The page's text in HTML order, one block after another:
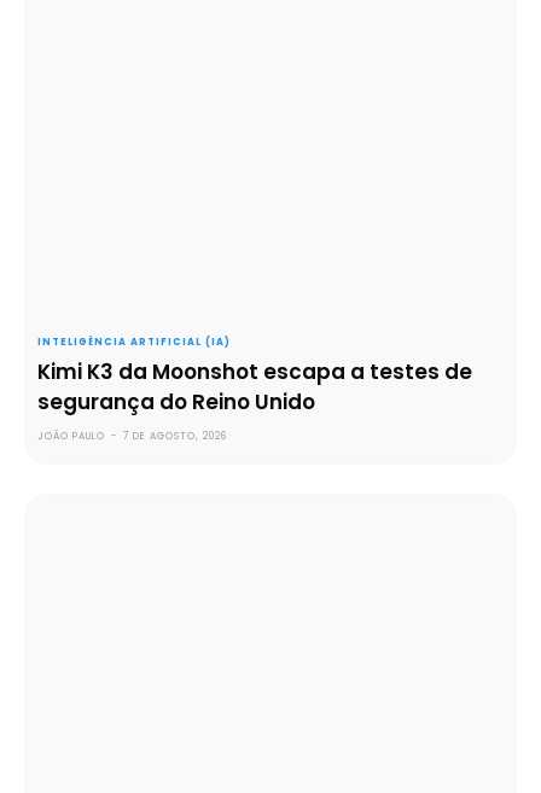
INTELIGÊNCIA ARTIFICIAL (IA)
Kimi K3 da Moonshot escapa a testes de
segurança do Reino Unido
JOÃO PAULO - 7 DE AGOSTO, 2026